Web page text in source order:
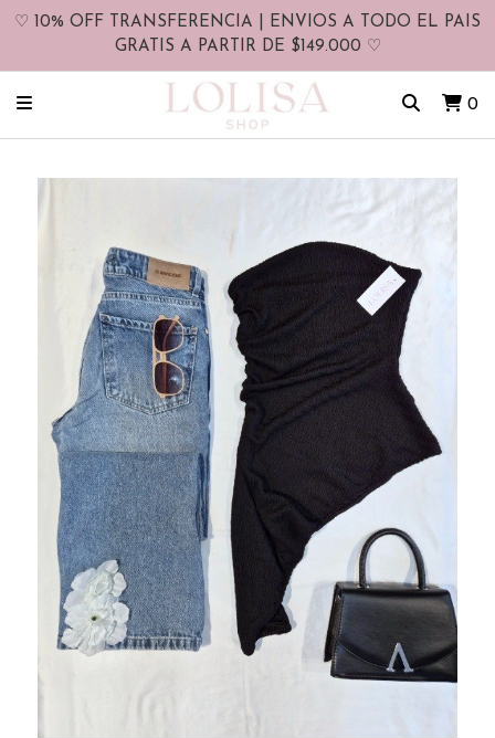
♡ 10% OFF TRANSFERENCIA | ENVIOS A TODO EL PAIS
GRATIS A PARTIR DE $149.000 ♡
0